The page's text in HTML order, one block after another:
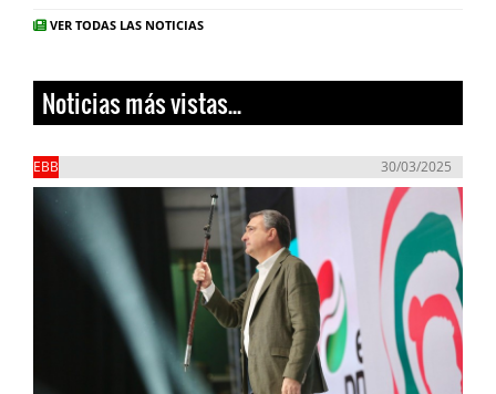
VER TODAS LAS NOTICIAS
Noticias más vistas...
EBB 30/03/2025